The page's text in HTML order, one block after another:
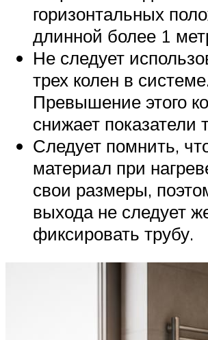
горизонтальных
длинной более 1
Не следует
трех колен в
Превышение этого
снижает показатели
Следует помнить,
материал при
свои размеры,
выхода не следует
фиксировать трубу.